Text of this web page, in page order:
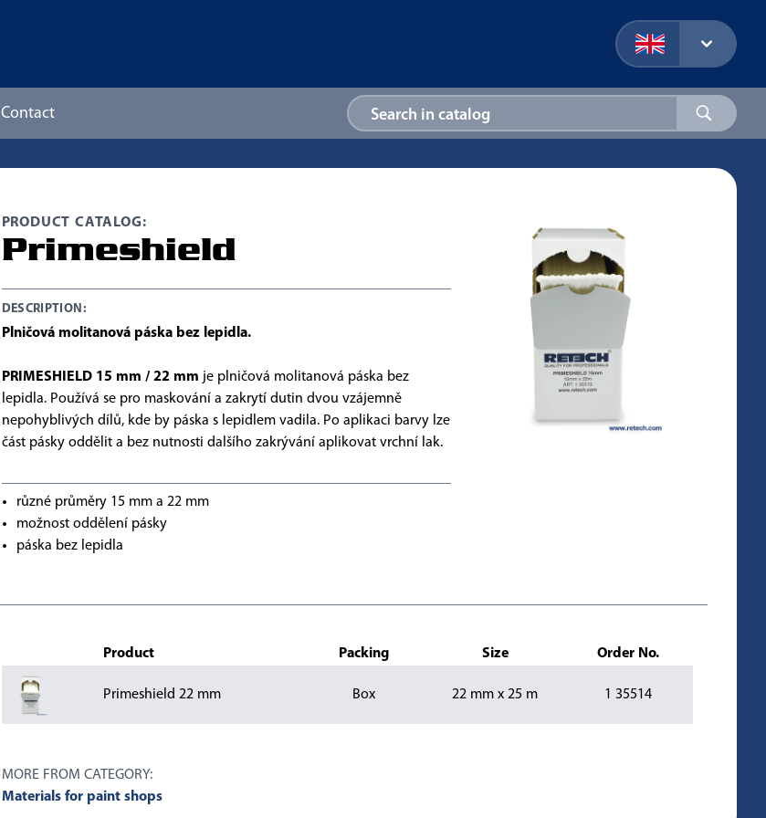
Contact
PRODUCT CATALOG:
Primeshield
DESCRIPTION:
Plničová molitanová páska bez lepidla.
PRIMESHIELD 15 mm / 22 mm je plničová molitanová páska bez
lepidla. Používá se pro maskování a zakrytí dutin dvou vzájemně
nepohyblivých dílů, kde by páska s lepidlem vadila. Po aplikaci barvy lze
část pásky oddělit a bez nutnosti dalšího zakrývání aplikovat vrchní lak.
různé průměry 15 mm a 22 mm
možnost oddělení pásky
páska bez lepidla
Product Packing Size Order No.
Primeshield 22 mm Box 22 mm x 25 m 1 35514
MORE FROM CATEGORY:
Materials for paint shops